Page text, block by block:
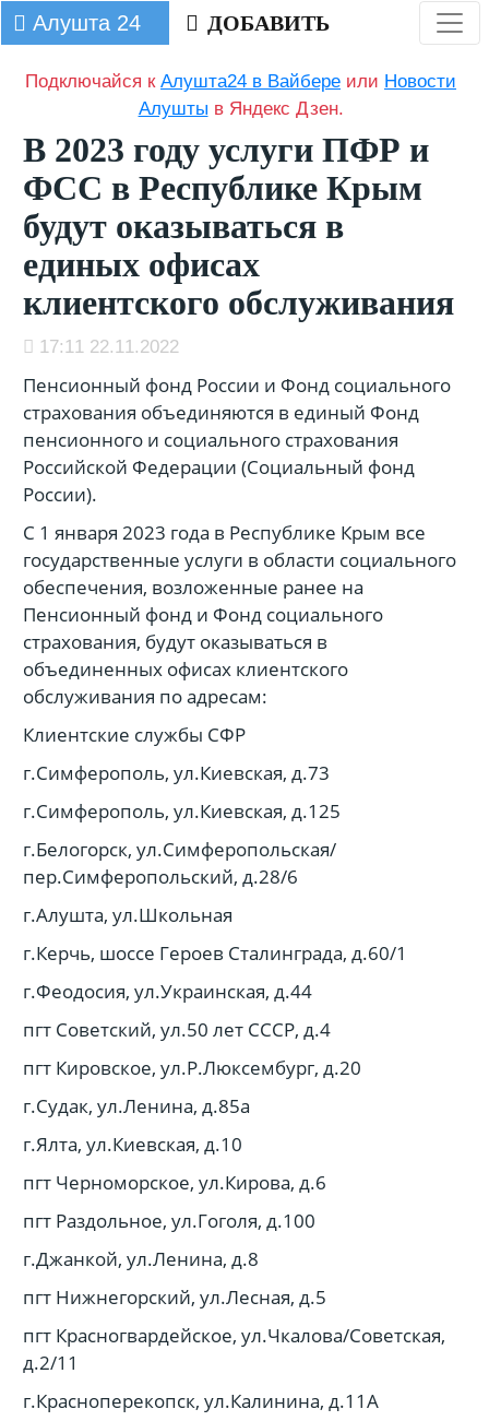
Алушта 24 ДОБАВИТЬ
Подключайся кАлушта24 в Вайбере или Новости
Алушты в Яндекс Дзен.
В 2023 году услуги ПФР и
ФСС в Республике Крым
будут оказываться в
единых офисах
клиентского обслуживания
17:11 22.11.2022
Пенсионный фонд России и Фонд социального
страхования объединяются в единый Фонд
пенсионного и социального страхования
Российской Федерации (Социальный фонд
России).
С 1 января 2023 года в Республике Крым все
государственные услуги в области социального
обеспечения, возложенные ранее на
Пенсионный фонд и Фонд социального
страхования, будут оказываться в
объединенных офисах клиентского
обслуживания по адресам:
Клиентские службы СФР
г.Симферополь, ул.Киевская, д.73
г.Симферополь, ул.Киевская, д.125
г.Белогорск, ул.Симферопольская/
пер.Симферопольский, д.28/6
г.Алушта, ул.Школьная
г.Керчь, шоссе Героев Сталинграда, д.60/1
г.Феодосия, ул.Украинская, д.44
пгт Советский, ул.50 лет СССР, д.4
пгт Кировское, ул.Р.Люксембург, д.20
г.Судак, ул.Ленина, д.85а
г.Ялта, ул.Киевская, д.10
пгт Черноморское, ул.Кирова, д.6
пгт Раздольное, ул.Гоголя, д.100
г.Джанкой, ул.Ленина, д.8
пгт Нижнегорский, ул.Лесная, д.5
пгт Красногвардейское, ул.Чкалова/Советская,
д.2/11
г.Красноперекопск, ул.Калинина, д.11А